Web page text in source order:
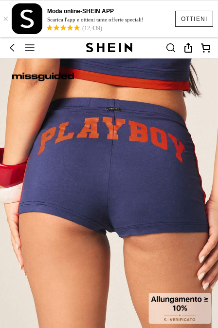
OTTIENI
×
Moda online-SHEIN APP
Scarica l'app e ottieni tante offerte speciali!
(12,439)